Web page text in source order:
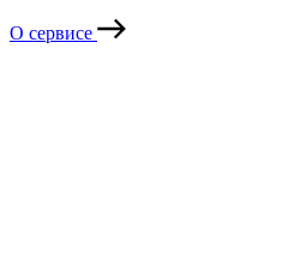
О сервисе